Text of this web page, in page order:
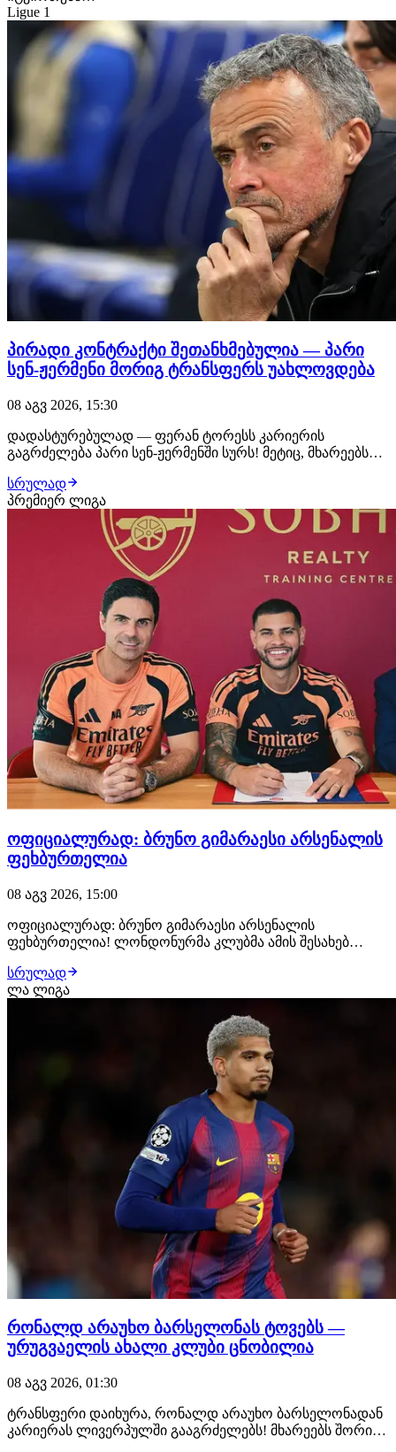
Ligue 1
პირადი კონტრაქტი შეთანხმებულია — პარი
სენ-ჟერმენი მორიგ ტრანსფერს უახლოვდება
08 აგვ 2026, 15:30
დადასტურებულად — ფერან ტორესს კარიერის
გაგრძელება პარი სენ-ჟერმენში სურს! მეტიც, მხარეებს
შეთანხმებულია, პარიზელები კი ტრანსფერის დახურვას
უახლოეს დღეებში გეგმავენ. ლუის ენრიკეს დაჟინებული
მოთხოვნით, კლუბმა ესპანელი ფორვარდის
ტრანსფერზე მუშაობ…
სრულად
პრემიერ ლიგა
ოფიციალურად: ბრუნო გიმარაესი არსენალის
ფეხბურთელია
08 აგვ 2026, 15:00
ოფიციალურად: ბრუნო გიმარაესი არსენალის
ფეხბურთელია! ლონდონურმა კლუბმა ამის შესახებ
ბრაზილიელმა ნახევარმცველმა არსენალთან
კონტრაქტი 2030 წლამდე გააფორმა, მხარეებს შორის კი
სრულად
ლა ლიგა
რონალდ არაუხო ბარსელონას ტოვებს —
ურუგვაელის ახალი კლუბი ცნობილია
08 აგვ 2026, 01:30
ტრანსფერი დაიხურა, რონალდ არაუხო ბარსელონადან
კარიერას ლივერპულში გააგრძელებს! მხარეებს შორის